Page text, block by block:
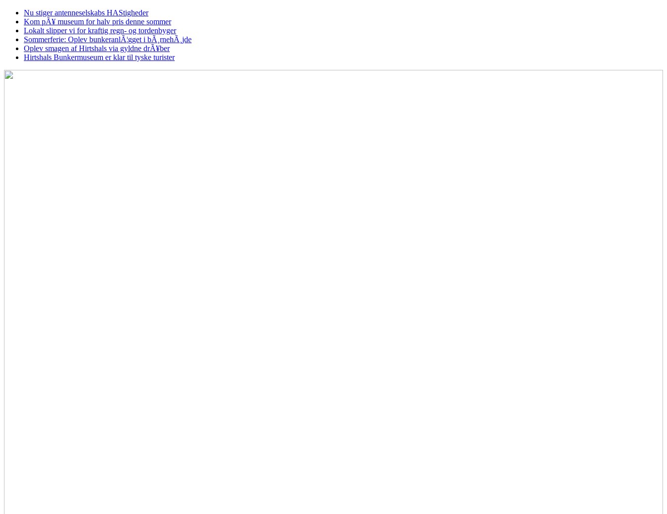
Nu stiger antenneselskabs HAStigheder
Kom pÃ¥ museum for halv pris denne sommer
Lokalt slipper vi for kraftig regn- og tordenbyger
Sommerferie: Oplev bunkeranlÃ¦gget i bÃ¸rnehÃ¸jde
Oplev smagen af Hirtshals via gyldne drÃ¥ber
Hirtshals Bunkermuseum er klar til tyske turister